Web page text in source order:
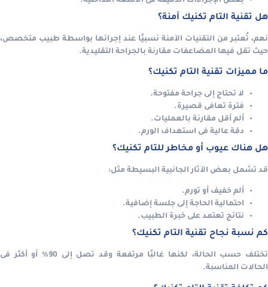
هل تقنية التام تكنيك آمنة؟
نعم، تُعتبر من التقنيات الآمنة نسبيًا عند إجرائها بواسطة طبيب متخصص،
حيث تقل فيها المضاعفات مقارنة بالجراحة التقليدية.
ما مميزات تقنية التام تكنيك؟
لا تحتاج إلى جراحة مفتوحة.
فترة تعافى قصيرة.
ألم أقل مقارنة بالعمليات.
دقة عالية فى استهداف الورم.
هل هناك عيوب أو مخاطر للتام تكنيك؟
قد تشمل بعض الآثار الجانبية البسيطة مثل:
ألم خفيف أو تورم.
احتمالية الحاجة إلى جلسة إضافية.
نتائج تعتمد على خبرة الطبيب.
كم نسبة نجاح تقنية التام تكنيك؟
تختلف حسب الحالة، لكنها غالبًا مرتفعة وقد تصل إلى 90% أو أكثر فى
الحالات المناسبة.